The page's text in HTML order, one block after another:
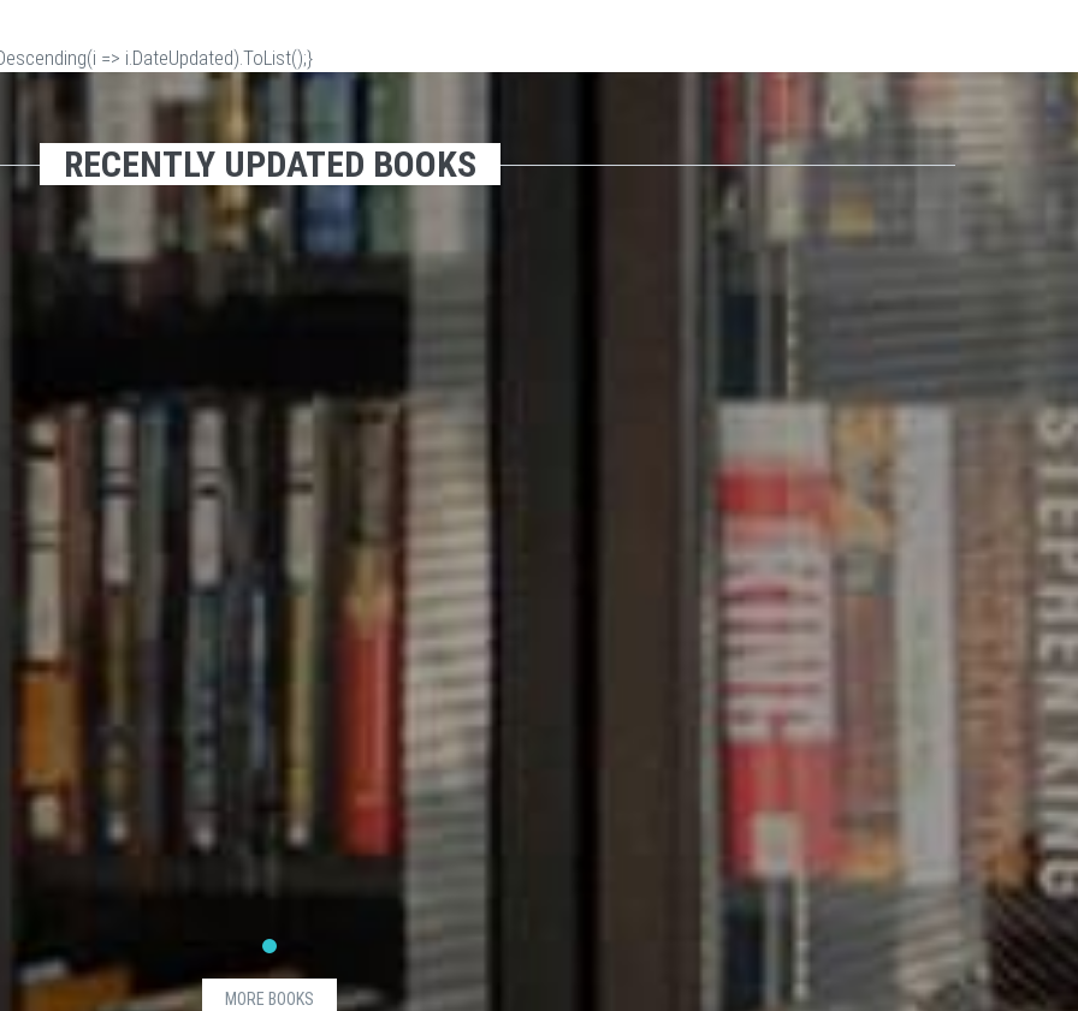
=> i.DateUpdated).ToList();}
RECENTLY UPDATED BOOKS
MORE BOOKS